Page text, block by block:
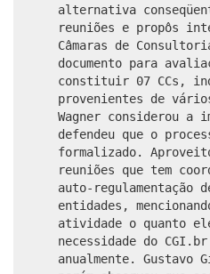
alternativa
reuniões e propôs
Câmaras de
documento para
constituir 07 CCs,
provenientes de
Wagner considerou a
defendeu que o
formalizado.
reuniões que tem
auto-regulamentação
entidades,
atividade o quanto
necessidade do
anualmente. Gustavo